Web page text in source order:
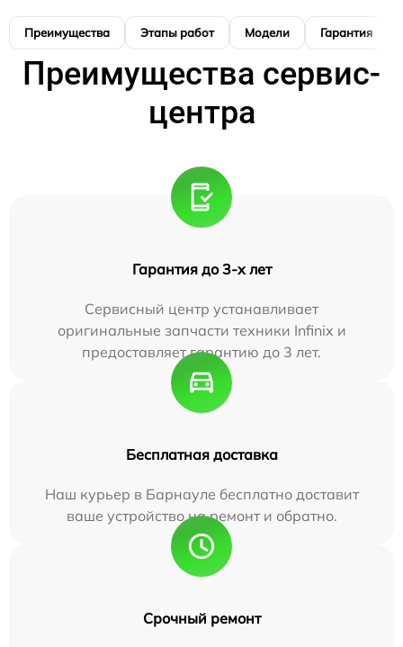
Преимущества Этапы работ Модели Гарантия
Преимущества сервис-
центра
Гарантия до 3-х лет
Сервисный центр устанавливает
оригинальные запчасти техники Infinix и
предоставляет гарантию до 3 лет.
Бесплатная доставка
Наш курьер в Барнауле бесплатно доставит
ваше устройство на ремонт и обратно.
Срочный ремонт